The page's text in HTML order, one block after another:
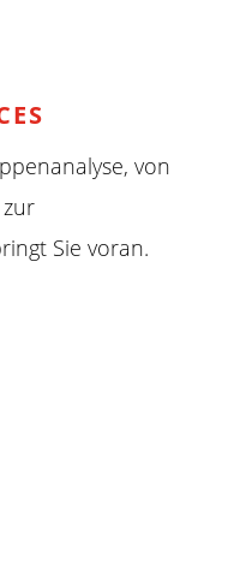
von
Sie voran.